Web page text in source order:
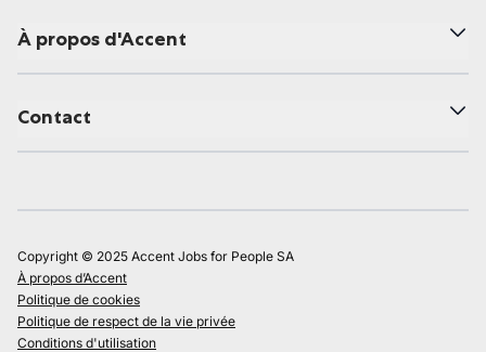
À propos d'Accent
Contact
Copyright © 2025 Accent Jobs for People SA
À propos d’Accent
Politique de cookies
Politique de respect de la vie privée
Conditions d'utilisation